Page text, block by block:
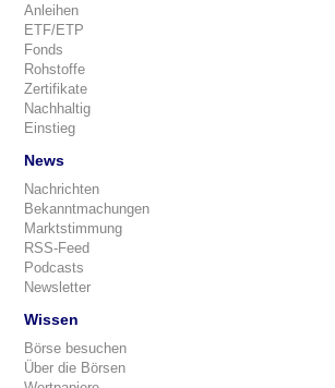
Anleihen
ETF/ETP
Fonds
Rohstoffe
Zertifikate
Nachhaltig
Einstieg
News
Nachrichten
Bekanntmachungen
Marktstimmung
RSS-Feed
Podcasts
Newsletter
Wissen
Börse besuchen
Über die Börsen